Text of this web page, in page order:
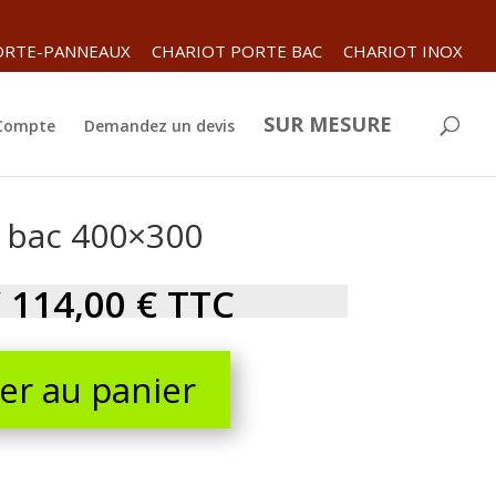
PANNEAUX CHARIOT PORTE BAC CHARIOT INOX
Demandez un devis SUR MESURE
400×300
114,00 €TTC
au panier